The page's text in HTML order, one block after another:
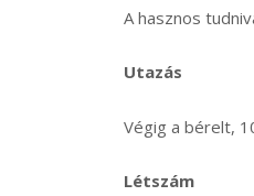
A hasznos
Utazás
Végig a bérelt,
Létszám